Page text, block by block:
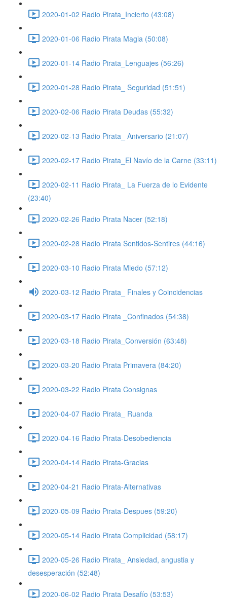
2020-01-02 Radio Pirata_Incierto (43:08)
2020-01-06 Radio Pirata Magia (50:08)
2020-01-14 Radio Pirata_Lenguajes (56:26)
2020-01-28 Radio Pirata_ Seguridad (51:51)
2020-02-06 Radio Pirata Deudas (55:32)
2020-02-13 Radio Pirata_ Aniversario (21:07)
2020-02-17 Radio Pirata_El Navío de la Carne (33:11)
2020-02-11 Radio Pirata_ La Fuerza de lo Evidente
(23:40)
2020-02-26 Radio Pirata Nacer (52:18)
2020-02-28 Radio Pirata Sentidos-Sentires (44:16)
2020-03-10 Radio Pirata Miedo (57:12)
2020-03-12 Radio Pirata_ Finales y Coincidencias
2020-03-17 Radio Pirata _Confinados (54:38)
2020-03-18 Radio Pirata_Conversión (63:48)
2020-03-20 Radio Pirata Primavera (84:20)
2020-03-22 Radio Pirata Consignas
2020-04-07 Radio Pirata_ Ruanda
2020-04-16 Radio Pirata-Desobediencia
2020-04-14 Radio Pirata-Gracias
2020-04-21 Radio Pirata-Alternativas
2020-05-09 Radio Pirata-Despues (59:20)
2020-05-14 Radio Pirata Complicidad (58:17)
2020-05-26 Radio Pirata_ Ansiedad, angustia y
desesperación (52:48)
2020-06-02 Radio Pirata Desafío (53:53)